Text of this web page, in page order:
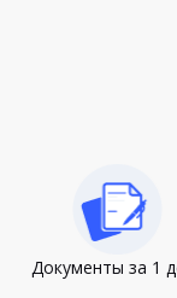
Документы за 1